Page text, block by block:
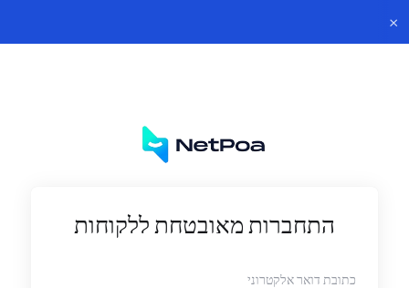
×
התחברות מאובטחת ללקוחות
כתובת דואר אלקטרוני